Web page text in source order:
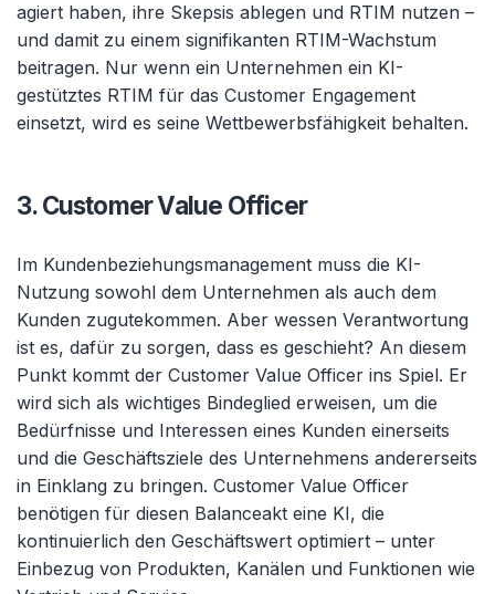
agiert haben, ihre Skepsis ablegen und RTIM nutzen –
und damit zu einem signifikanten RTIM-Wachstum
beitragen. Nur wenn ein Unternehmen ein KI-
gestütztes RTIM für das Customer Engagement
einsetzt, wird es seine Wettbewerbsfähigkeit behalten.
3. Customer Value Officer
Im Kundenbeziehungsmanagement muss die KI-
Nutzung sowohl dem Unternehmen als auch dem
Kunden zugutekommen. Aber wessen Verantwortung
ist es, dafür zu sorgen, dass es geschieht? An diesem
Punkt kommt der Customer Value Officer ins Spiel. Er
wird sich als wichtiges Bindeglied erweisen, um die
Bedürfnisse und Interessen eines Kunden einerseits
und die Geschäftsziele des Unternehmens andererseits
in Einklang zu bringen. Customer Value Officer
benötigen für diesen Balanceakt eine KI, die
kontinuierlich den Geschäftswert optimiert – unter
Einbezug von Produkten, Kanälen und Funktionen wie